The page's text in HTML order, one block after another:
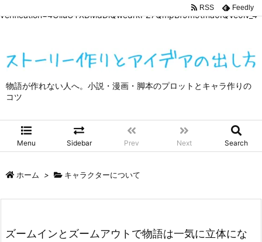
verification=4OliuOTXDMdDiQwedrkPZ7QmpBf9m9tma0IQVe0lv_4
物語が作れない人へ。小説・漫画・脚本のプロットとキャラ作りの
コツ
Menu Sidebar Prev Next Search
RSS Feedly
ホーム > キャラクターについて
ズームインとズームアウトで物語は一気に立体にな